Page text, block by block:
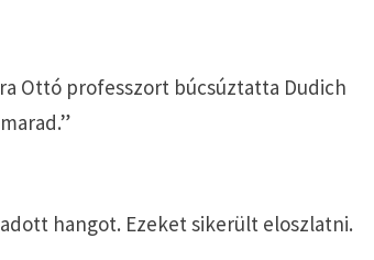
Ottó professzort búcsúztatta Dudich
hangot. Ezeket sikerült eloszlatni.